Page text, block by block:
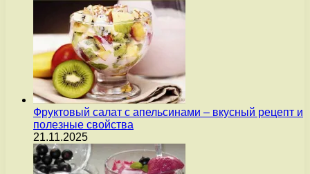
Фруктовый салат с апельсинами – вкусный рецепт и
полезные свойства
21.11.2025